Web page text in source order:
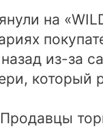
на
из-за
который